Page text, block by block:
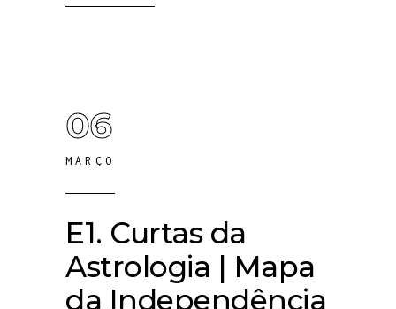
06
MARÇO
E1. Curtas da
Astrologia | Mapa
da Independência